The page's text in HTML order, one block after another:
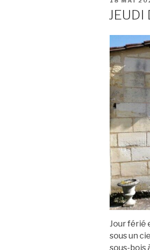
JEUDI
Jour férié
sous un
sous-bois